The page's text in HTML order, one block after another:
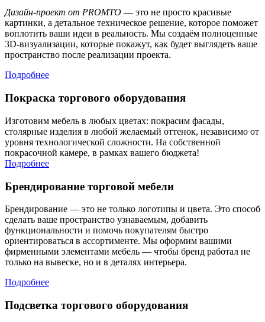
Дизайн-проект от PROMTO — это не просто красивые
картинки, а детальное техническое решение, которое поможет
воплотить ваши идеи в реальность. Мы создаём полноценные
3D-визуализации, которые покажут, как будет выглядеть ваше
пространство после реализации проекта.
Подробнее
Покраска торгового оборудования
Изготовим мебель в любых цветах: покрасим фасады,
столярные изделия в любой желаемый оттенок, независимо от
уровня технологической сложности. На собственной
покрасочной камере, в рамках вашего бюджета!
Подробнее
Брендирование торговой мебели
Брендирование — это не только логотипы и цвета. Это способ
сделать ваше пространство узнаваемым, добавить
функциональности и помочь покупателям быстро
ориентироваться в ассортименте. Мы оформим вашими
фирменными элементами мебель — чтобы бренд работал не
только на вывеске, но и в деталях интерьера.
Подробнее
Подсветка торгового оборудования